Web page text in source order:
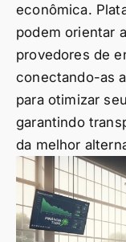
econômica.
podem orientar
provedores de
conectando-as
para otimizar
garantindo
da melhor